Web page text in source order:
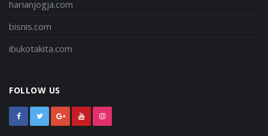
harianjogja.com
bisnis.com
ibukotakita.com
FOLLOW US